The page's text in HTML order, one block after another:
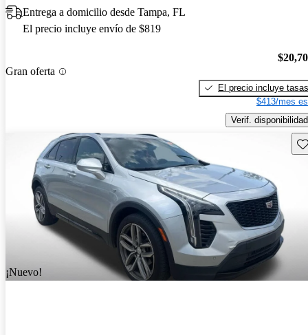
Entrega a domicilio desde Tampa, FL
El precio incluye envío de $819
Gran oferta
El precio incluye tasas
$413/mes
Verif. disponibilidad
¡Nuevo!